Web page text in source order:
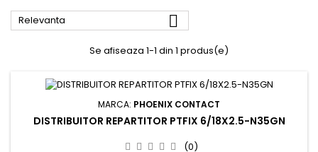
Relevanta 
Se afiseaza 1-1 din 1 produs(e)
MARCA: PHOENIX CONTACT
DISTRIBUITOR REPARTITOR PTFIX 6/18X2.5-N35GN
(0)